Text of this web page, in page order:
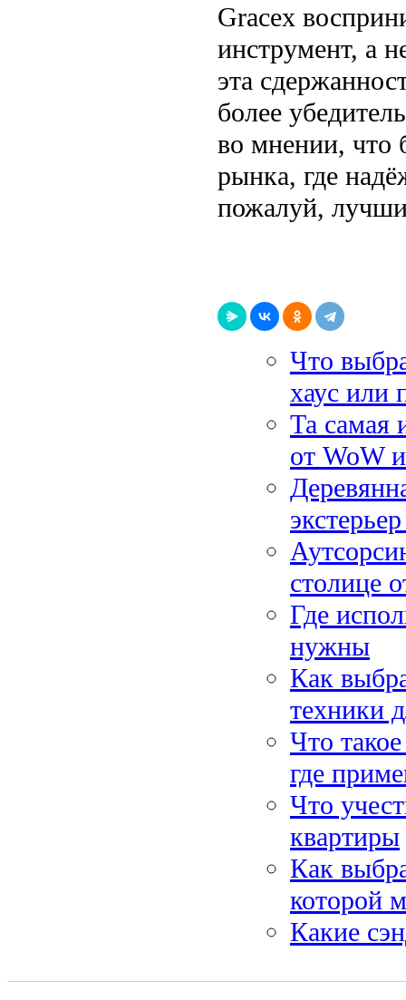
Gracex
инструмент, а
эта
более
во мнении, что
рынка, где
пожалуй,
Что
хаус или
Та самая
от WoW
столице
Где
нужны
Как
техники
Что
где
Что
квартиры
Как
которой
Какие